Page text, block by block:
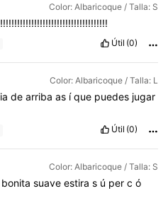
Color: Albaricoque / Talla: S
Útil (0)
Color: Albaricoque / Talla: L
de arriba as íque puedes jugar
Útil (0)
Color: Albaricoque / Talla: S
bonitasuaveestiras ú percó